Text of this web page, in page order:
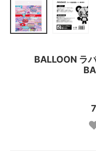
BALLOON ラ
7